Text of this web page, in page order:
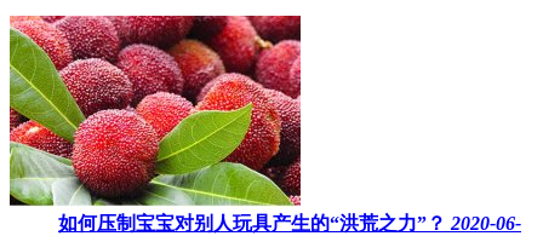
如何压制宝宝对别人玩具产生的“洪荒之力”？ 2020-06-